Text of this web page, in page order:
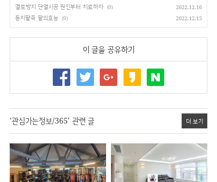
결로방지 단열시공 원인부터 치료하자 (0) 2022.12.16
동지팥죽 팥의효능 (0) 2022.12.15
이 글을 공유하기
'관심가는정보/365' 관련 글 더 보기